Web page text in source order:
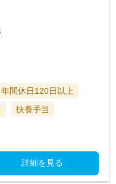
年間休日120日以上
扶養手当
詳細を見る